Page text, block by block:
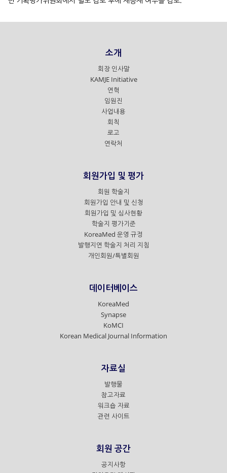
소개
회장 인사말
KAMJE Initiative
연혁
임원진
사업내용
회칙
로고
연락처
회원가입 및 평가
회원 학술지
회원가입 안내 및 신청
회원가입 및 심사현황
학술지 평가기준
KoreaMed 운영 규정
발행지연 학술지 처리 지침
개인회원/특별회원
데이터베이스
KoreaMed
Synapse
KoMCI
Korean Medical Journal Information
자료실
발행물
참고자료
워크숍 자료
관련 사이트
회원 공간
공지사항